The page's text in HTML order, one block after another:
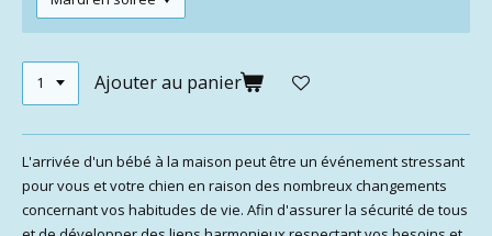
Ajouter au panier
L'arrivée d'un bébé à la maison peut être un événement stressant
pour vous et votre chien en raison des nombreux changements
concernant vos habitudes de vie. Afin d'assurer la sécurité de tous